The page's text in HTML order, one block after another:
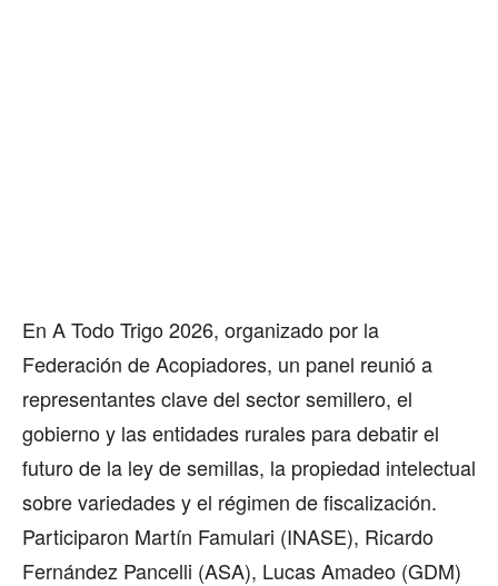
En A Todo Trigo 2026, organizado por la
Federación de Acopiadores, un panel reunió a
representantes clave del sector semillero, el
gobierno y las entidades rurales para debatir el
futuro de la ley de semillas, la propiedad intelectual
sobre variedades y el régimen de fiscalización.
Participaron Martín Famulari (INASE), Ricardo
Fernández Pancelli (ASA), Lucas Amadeo (GDM)